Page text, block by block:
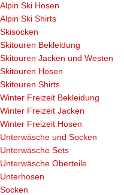
Alpin Ski Hosen
Alpin Ski Shirts
Skisocken
Skitouren Bekleidung
Skitouren Jacken und Westen
Skitouren Hosen
Skitouren Shirts
Winter Freizeit Bekleidung
Winter Freizeit Jacken
Winter Freizeit Hosen
Unterwäsche und Socken
Unterwäsche Sets
Unterwäsche Oberteile
Unterhosen
Socken